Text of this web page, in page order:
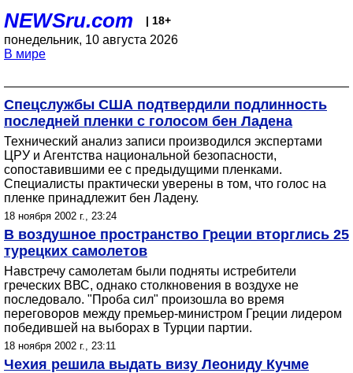
NEWSru.com | 18+
понедельник, 10 августа 2026
В мире
Спецслужбы США подтвердили подлинность
последней пленки с голосом бен Ладена
Технический анализ записи производился экспертами
ЦРУ и Агентства национальной безопасности,
сопоставившими ее с предыдущими пленками.
Специалисты практически уверены в том, что голос на
пленке принадлежит бен Ладену.
18 ноября 2002 г., 23:24
В воздушное пространство Греции вторглись 25
турецких самолетов
Навстречу самолетам были подняты истребители
греческих ВВС, однако столкновения в воздухе не
последовало. "Проба сил" произошла во время
переговоров между премьер-министром Греции лидером
победившей на выборах в Турции партии.
18 ноября 2002 г., 23:11
Чехия решила выдать визу Леониду Кучме